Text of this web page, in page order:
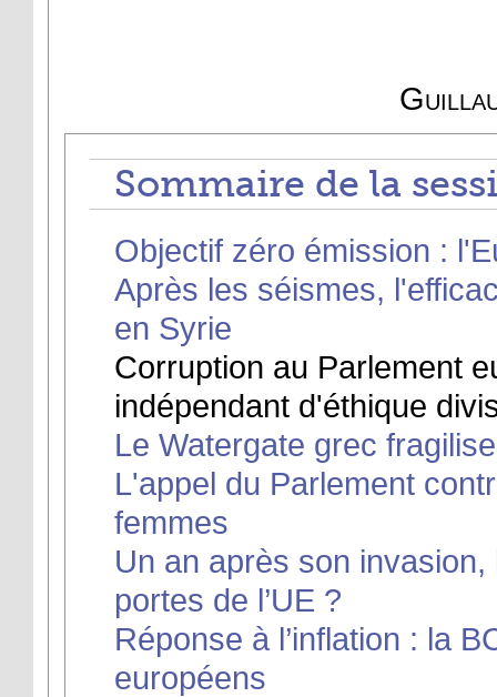
Sommaire de la
Objectif zéro émission :
Après les séismes,
en Syrie
Corruption au Parlement
indépendant d'éthique
Le Watergate grec
L'appel du Parlement
femmes
Un an après son invasion,
portes de l’UE ?
Réponse à l’inflation : la
européens